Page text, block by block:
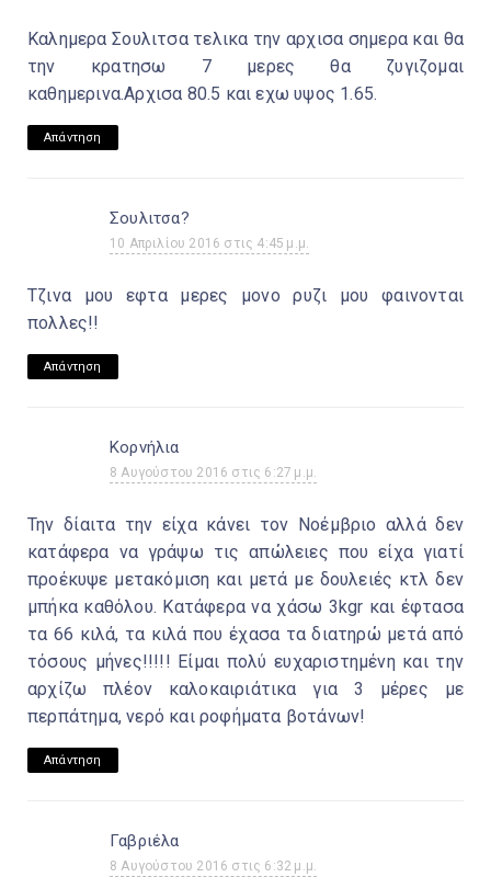
Καλημερα Σουλιτσα τελικα την αρχισα σημερα και θα
την κρατησω 7 μερες θα ζυγιζομαι
καθημερινα.Αρχισα 80.5 και εχω υψος 1.65.
Απάντηση
Σουλιτσα?
10 Απριλίου 2016 στις 4:45 μ.μ.
Τζινα μου εφτα μερες μονο ρυζι μου φαινονται
πολλες!!
Απάντηση
Κορνήλια
8 Αυγούστου 2016 στις 6:27 μ.μ.
Την δίαιτα την είχα κάνει τον Νοέμβριο αλλά δεν
κατάφερα να γράψω τις απώλειες που είχα γιατί
προέκυψε μετακόμιση και μετά με δουλειές κτλ δεν
μπήκα καθόλου. Κατάφερα να χάσω 3kgr και έφτασα
τα 66 κιλά, τα κιλά που έχασα τα διατηρώ μετά από
τόσους μήνες!!!!! Είμαι πολύ ευχαριστημένη και την
αρχίζω πλέον καλοκαιριάτικα για 3 μέρες με
περπάτημα, νερό και ροφήματα βοτάνων!
Απάντηση
Γαβριέλα
8 Αυγούστου 2016 στις 6:32 μ.μ.